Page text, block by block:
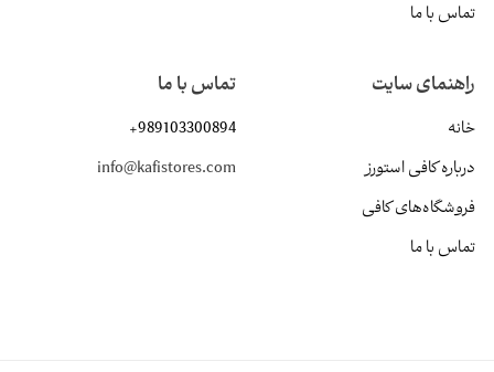
تماس با ما
راهنمای سایت
خانه
درباره کافی استورز
فروشگاه‌های کافی
تماس با ما
تماس با ما
+989103300894
info@kafistores.com